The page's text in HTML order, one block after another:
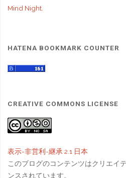
Mind Night.
HATENA BOOKMARK COUNTER
CREATIVE COMMONS LICENSE
表示-非営利-継承 2.1 日本
このブログのコンテンツはクリエイ
ンスされています。